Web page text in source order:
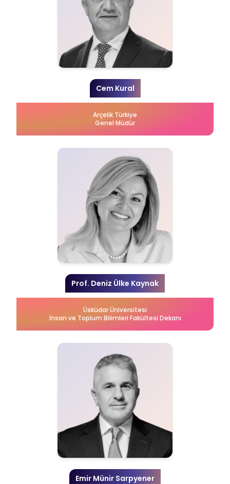
Cem Kural
Arçelik Türkiye
Genel Müdür
Prof. Deniz Ülke Kaynak
Üsküdar Üniversitesi
İnsan ve Toplum Bilimleri Fakültesi Dekanı
Emir Münir Sarpyener